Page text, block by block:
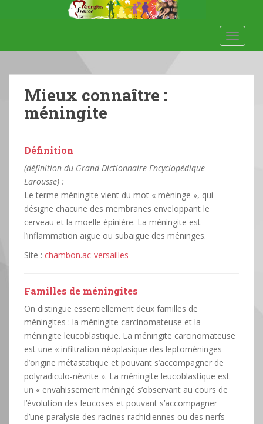
Mieux connaître :
méningite
Définition
(définition du Grand Dictionnaire Encyclopédique
Larousse) :
Le terme méningite vient du mot « méninge », qui
désigne chacune des membranes enveloppant le
cerveau et la moelle épinière. La méningite est
l’inflammation aiguë ou subaiguë des méninges.
Site : chambon.ac-versailles
Familles de méningites
On distingue essentiellement deux familles de
méningites : la méningite carcinomateuse et la
méningite leucoblastique. La méningite carcinomateuse
est une « infiltration néoplasique des leptoméninges
d’origine métastatique et pouvant s’accompagner de
polyradiculo-névrite ». La méningite leucoblastique est
un « envahissement méningé s’observant au cours de
l’évolution des leucoses et pouvant s’accompagner
d’une paralysie des racines rachidiennes ou des nerfs